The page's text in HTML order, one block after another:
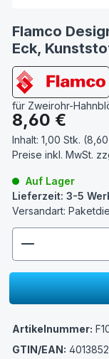
Flamco
Eck,
für Zweirohr-
Regulärer Preis:
8,60 €
Inhalt: 1,00 Stk.
Preise inkl. MwSt.
Auf Lager
Lieferzeit: 3-5
Versandart:
Artikelnummer:
GTIN/EAN: